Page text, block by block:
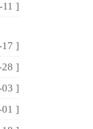
11 ]
17 ]
28 ]
03 ]
01 ]